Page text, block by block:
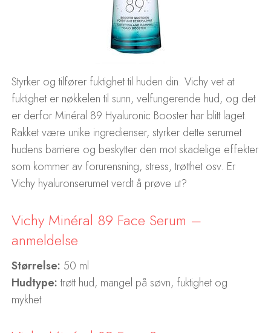
Styrker og tilfører fuktighet til huden din. Vichy vet at
fuktighet er nøkkelen til sunn, velfungerende hud, og det
er derfor Minéral 89 Hyaluronic Booster har blitt laget.
Rakket være unike ingredienser, styrker dette serumet
hudens barriere og beskytter den mot skadelige effekter
som kommer av forurensning, stress, trøtthet osv. Er
Vichy hyaluronserumet verdt å prøve ut?
Vichy Minéral 89 Face Serum –
anmeldelse
Størrelse: 50 ml
Hudtype:trøtt hud, mangel på søvn, fuktighet og
mykhet